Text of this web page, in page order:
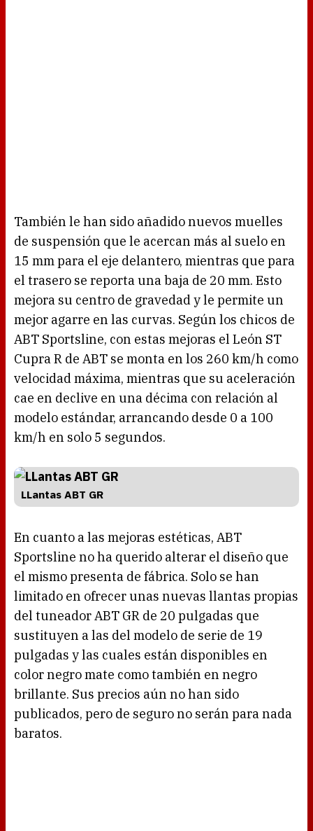
También le han sido añadido nuevos muelles
de suspensión que le acercan más al suelo en
15 mm para el eje delantero, mientras que para
el trasero se reporta una baja de 20 mm. Esto
mejora su centro de gravedad y le permite un
mejor agarre en las curvas. Según los chicos de
ABT Sportsline, con estas mejoras el León ST
Cupra R de ABT se monta en los 260 km/h como
velocidad máxima, mientras que su aceleración
cae en declive en una décima con relación al
modelo estándar, arrancando desde 0 a 100
km/h en solo 5 segundos.
LLantas ABT GR
En cuanto a las mejoras estéticas, ABT
Sportsline no ha querido alterar el diseño que
el mismo presenta de fábrica. Solo se han
limitado en ofrecer unas nuevas llantas propias
del tuneador ABT GR de 20 pulgadas que
sustituyen a las del modelo de serie de 19
pulgadas y las cuales están disponibles en
color negro mate como también en negro
brillante. Sus precios aún no han sido
publicados, pero de seguro no serán para nada
baratos.